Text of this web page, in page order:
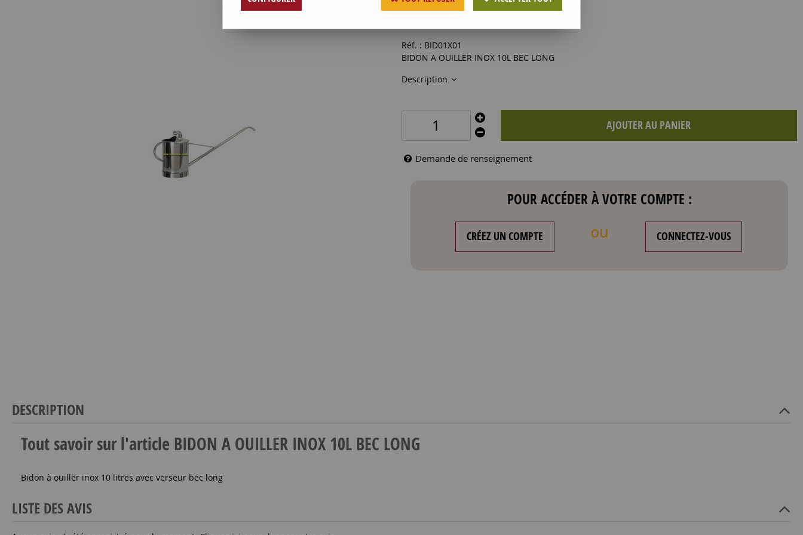
177,69€ HT
Réf. : BID01X01
BIDON A OUILLER INOX 10L BEC LONG
Description
AJOUTER AU PANIER
Demande de renseignement
POUR ACCÉDER À VOTRE COMPTE :
CRÉEZ UN COMPTE ou CONNECTEZ-VOUS
DESCRIPTION
Tout savoir sur l'article BIDON A OUILLER INOX 10L BEC LONG
Bidon à ouiller inox 10 litres avec verseur bec long
LISTE DES AVIS